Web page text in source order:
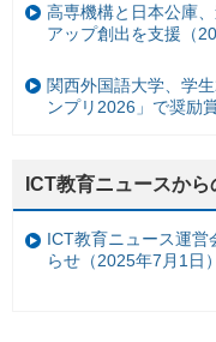
高専機構と日本公庫
アップ創出を支援（
関西外国語大学、学
ンプリ2026」で奨励
ICT教育ニュースか
ICT教育ニュース運営
らせ（2025年7月1日）